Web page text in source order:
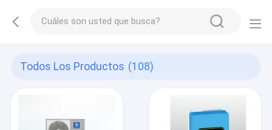
Todos Los Productos (108)